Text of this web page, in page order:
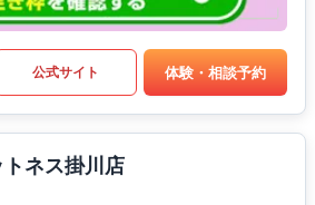
公式サイト 体験・相談予約
ネス掛川店